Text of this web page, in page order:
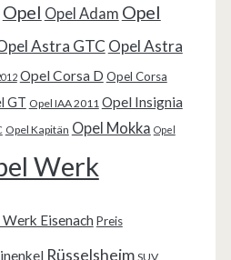
Opel Opel Adam Opel
Astra GTC Opel Astra
Opel Corsa D Opel Corsa
GT Opel IAA 2011 Opel Insignia
Opel Kapitän Opel Mokka Opel
Werk
Eisenach Preis
Rüsselsheim SUV